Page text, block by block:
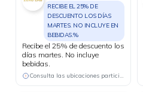
RECIBE EL 25% DE
DESCUENTO LOS DÍAS
MARTES. NO INCLUYE EN
BEBIDAS.%
Recibe el 25% de descuento los
días martes. No incluye
bebidas.
Consulta las ubicaciones participantes